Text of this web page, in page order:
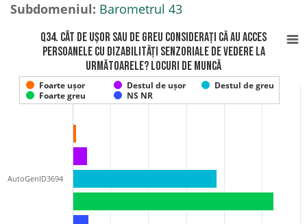
Subdomeniul: Barometrul 43
Q34. Cât de ușor sau de greu considerați că au acces
persoanele cu DIZABILITĂȚI SENZORIALE DE VEDERE la
următoarele? Locuri de muncă
Foarte ușor Destul de ușor
Destul de greu
Foarte greu
NS NR
AutoGenID3694